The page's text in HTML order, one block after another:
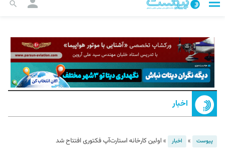
اخبار
پیوست » اخبار » اولین کارخانه استارت‌آپ فکتوری افتتاح شد